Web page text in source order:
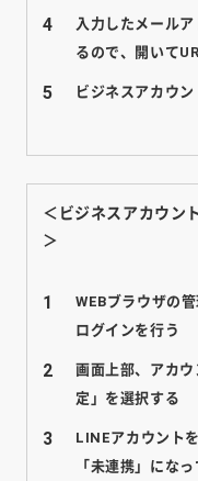
入力したメール
るので、開いて
ビジネスアカウ
＜ビジネスアカウン
＞
WEBブラウザの
ログインを行う
画面上部、アカ
定」を選択する
LINEアカウント
「未連携」にな